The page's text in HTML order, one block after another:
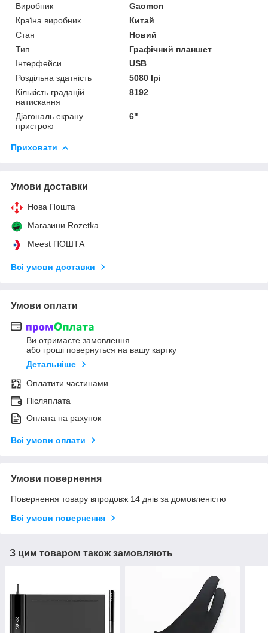
Виробник
Gaomon
Країна виробник
Китай
Стан
Новий
Тип
Графічний планшет
Інтерфейси
USB
Роздільна здатність
5080 lpi
Кількість градацій
натискання
8192
Діагональ екрану
пристрою
6"
Приховати
Умови доставки
Нова Пошта
Магазини Rozetka
Meest ПОШТА
Всі умови доставки
Умови оплати
Ви отримаєте замовлення
або гроші повернуться на вашу картку
Детальніше
Оплатити частинами
Післяплата
Оплата на рахунок
Всі умови оплати
Умови повернення
Повернення товару впродовж 14 днів за домовленістю
Всі умови повернення
З цим товаром також замовляють